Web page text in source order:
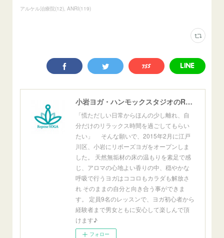
アルケル治療院(12) ANRI(119)
小岩ヨガ・ハンモックスタジオのReposeYoga小岩
「慌ただしい日常からほんの少し離れ、自
分だけのリラックス時間を過ごしてもらい
たい」 そんな願いで、2015年2月に江戸
川区、小岩にリポーズヨガをオープンしま
した。 天然無垢材の床の温もりを素足で感
じ、アロマの心地よい香りの中、穏やかな
呼吸で行うヨガはココロもカラダも解放さ
れ そのままの自分と向き合う事ができま
す。 定員9名のレッスンで、ヨガ初心者から
経験者まで男女ともに安心して楽しんで頂
けます♪
フォロー